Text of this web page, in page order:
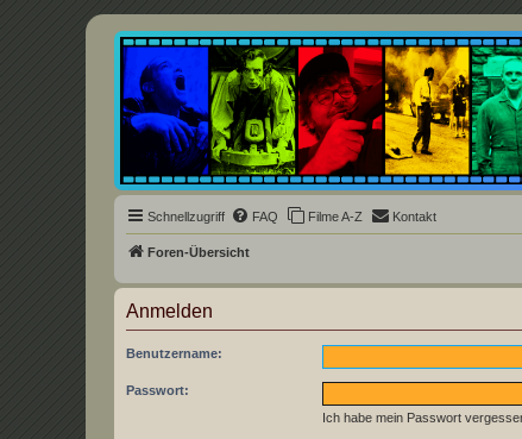
Underground Film Community
Die Underground Film Community ist ein deutschsprachiges
Schnellzugriff FAQ Filme A-Z Kontakt
Foren-Übersicht
Anmelden
Benutzername:
Passwort:
Ich habe mein Passwort